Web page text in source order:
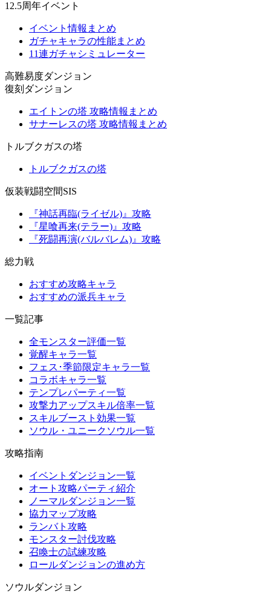
12.5周年イベント
イベント情報まとめ
ガチャキャラの性能まとめ
11連ガチャシミュレーター
高難易度ダンジョン
復刻ダンジョン
エイトンの塔 攻略情報まとめ
サナーレスの塔 攻略情報まとめ
トルブクガスの塔
トルブクガスの塔
仮装戦闘空間SIS
『神話再臨(ライゼル)』攻略
『星喰再来(テラー)』攻略
『死闘再演(バルバレム)』攻略
総力戦
おすすめ攻略キャラ
おすすめの派兵キャラ
一覧記事
全モンスター評価一覧
覚醒キャラ一覧
フェス･季節限定キャラ一覧
コラボキャラ一覧
テンプレパーティ一覧
攻撃力アップスキル倍率一覧
スキルブースト効果一覧
ソウル・ユニークソウル一覧
攻略指南
イベントダンジョン一覧
オート攻略パーティ紹介
ノーマルダンジョン一覧
協力マップ攻略
ランバト攻略
モンスター討伐攻略
召喚士の試練攻略
ロールダンジョンの進め方
ソウルダンジョン